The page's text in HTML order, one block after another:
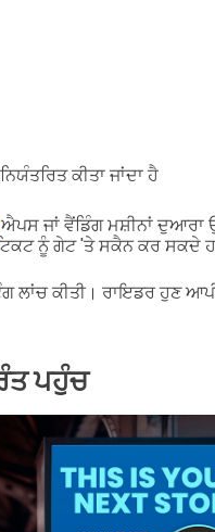
ਕੀਤਾ ਜਾਂਦਾ ਹੈ
ਜਾਂ ਵੈਂਡਿੰਗ ਮਸ਼ੀਨਾਂ ਦੁਆਰਾ
ਨੂੰ ਗੇਟ 'ਤੇ ਸਕੈਨ ਕਰ ਸਕਦੇ
ਲਾਂਚ ਕੀਤੀ। ਰਾਇਡਰ ਹੁਣ
ਪਹੁੰਚ